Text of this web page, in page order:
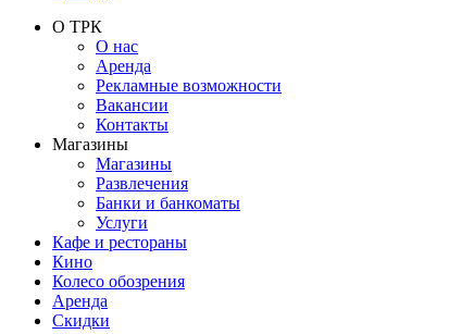
О ТРК
О нас
Аренда
Рекламные возможности
Вакансии
Контакты
Магазины
Магазины
Развлечения
Банки и банкоматы
Услуги
Кафе и рестораны
Кино
Колесо обозрения
Аренда
Скидки